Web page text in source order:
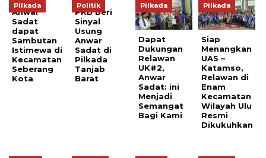
Pilkada
Anwar
Sadat
dapat
Sambutan
Istimewa di
Kecamatan
Seberang
Kota
Politik
PKB Beri
Sinyal
Usung
Anwar
Sadat di
Pilkada
Tanjab
Barat
Pilkada
Dapat
Dukungan
Relawan
UK#2,
Anwar
Sadat: ini
Menjadi
Semangat
Bagi Kami
Pilkada
Siap
Menangkan
UAS –
Katamso,
Relawan di
Enam
Kecamatan
Wilayah Ulu
Resmi
Dikukuhkan